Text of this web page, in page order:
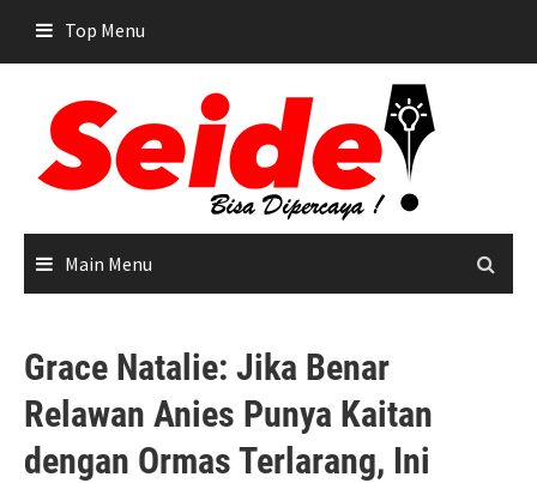
content
Top Menu
Main Menu
Grace Natalie: Jika Benar
Relawan Anies Punya Kaitan
dengan Ormas Terlarang, Ini